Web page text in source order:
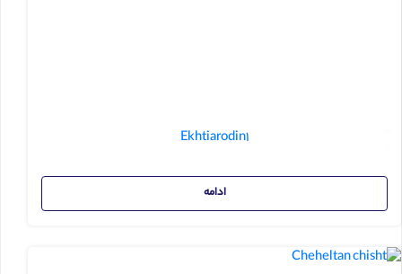
Ekhtiarodin1
ادامه